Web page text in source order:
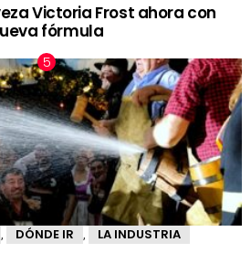
Victoria Frost ahora con
fórmula
DÓNDE IR LA INDUSTRIA